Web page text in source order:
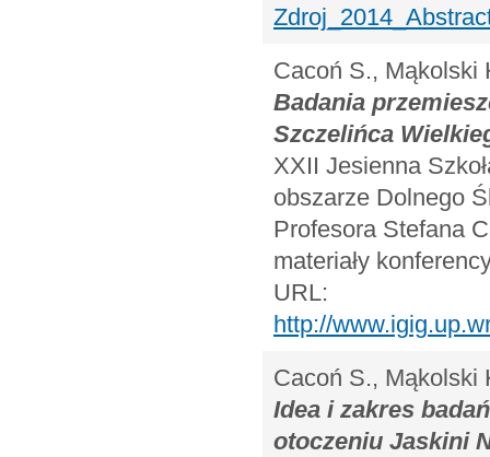
Cacoń S., Mąkolski
Badania
Szczelińca
XXII Jesienna
obszarze Dolnego
Profesora Stefana
materiały
URL:
http://
Cacoń S., Mąkolski
Idea i zakres
otoczeniu Jaskini